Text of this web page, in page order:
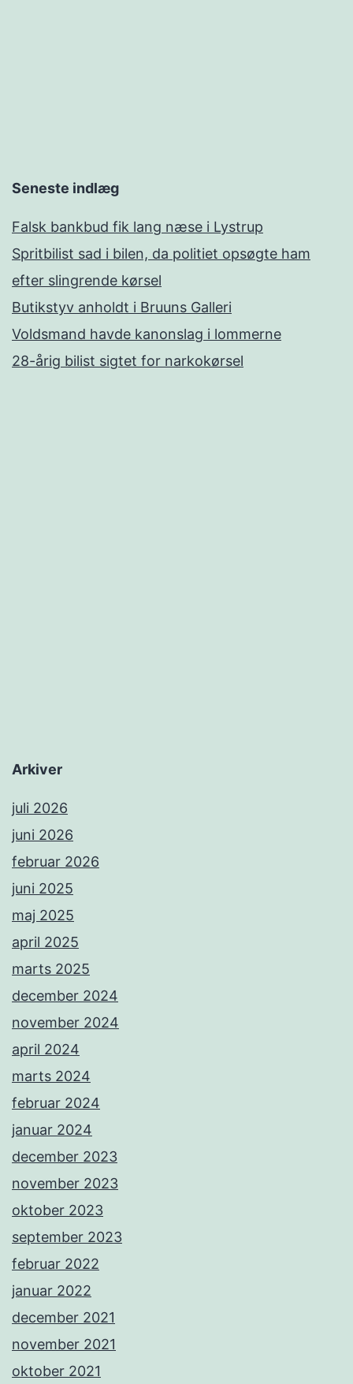
Seneste indlæg
Falsk bankbud fik lang næse i Lystrup
Spritbilist sad i bilen, da politiet opsøgte ham
efter slingrende kørsel
Butikstyv anholdt i Bruuns Galleri
Voldsmand havde kanonslag i lommerne
28-årig bilist sigtet for narkokørsel
Arkiver
juli 2026
juni 2026
februar 2026
juni 2025
maj 2025
april 2025
marts 2025
december 2024
november 2024
april 2024
marts 2024
februar 2024
januar 2024
december 2023
november 2023
oktober 2023
september 2023
februar 2022
januar 2022
december 2021
november 2021
oktober 2021